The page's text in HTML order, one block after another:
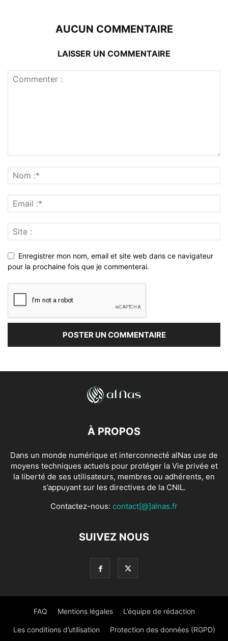
AUCUN COMMENTAIRE
LAISSER UN COMMENTAIRE
Enregistrer mon nom, email et site web dans ce navigateur
pour la prochaine fois que je commenterai.
À PROPOS
Dans un monde numérique et interconnecté alNas use de
moyens techniques actuels pour protéger la Vie privée et
la liberté de ses utilisateurs, membres ou adhérents, en
s’appuyant sur les directives de la CNIL.
Contactez-nous: contact[@]alnas.fr
SUIVEZ NOUS
FAQ Mentions légales L’équipe de rédaction
Les conditions d’utilisation Protection des données (RGPD)